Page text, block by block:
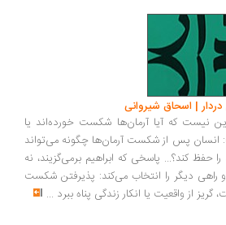
اسحاق شیروانی
آیا آرمان‌ها شکست خورده‌اند یا
از شکست آرمان‌ها چگونه می‌تواند
پاسخی که ابراهیم برمی‌گزیند، نه
را انتخاب می‌کند: پذیرفتن شکست
واقعیت یا انکار زندگی پناه ببرد...